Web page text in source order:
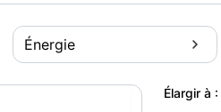
Énergie
Élargir à :